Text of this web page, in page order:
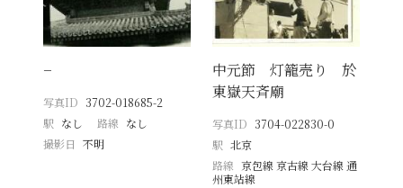
−
写真ID 3702-018685-2
駅 なし 路線 なし
撮影日
不明
中元節 灯籠売り 於
東嶽天斉廟
写真ID 3704-022830-0
駅 北京
路線 京包線 京古線 大台線 通
州東站線